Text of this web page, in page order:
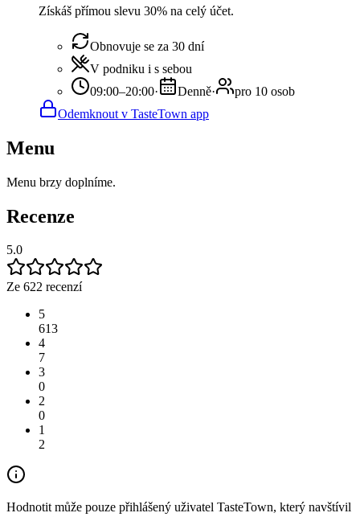
Získáš přímou slevu 30% na celý účet.
Obnovuje se za 30 dní
V podniku i s sebou
09:00–20:00· Denně·
pro 10 osob
Odemknout v TasteTown app
Menu
Menu brzy doplníme.
Recenze
5.0
Ze 622 recenzí
5
613
4
7
3
0
2
0
1
2
Hodnotit může pouze přihlášený uživatel TasteTown, který navštívil